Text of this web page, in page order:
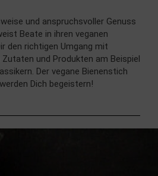
und anspruchsvoller Genuss
Beate in ihren veganen
den richtigen Umgang mit
und Produkten am Beispiel
Der vegane Bienenstich
Dich begeistern!